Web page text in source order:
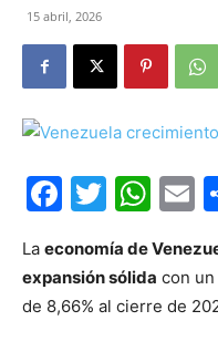
15 abril, 2026
La economía de
expansión sólida con un
de 8,66% al cierre de